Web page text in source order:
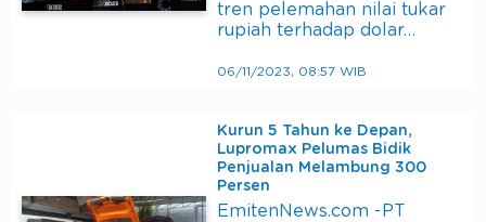
tren pelemahan nilai tukar
rupiah terhadap dolar…
06/11/2023, 08:57 WIB
Kurun 5 Tahun ke Depan,
Lupromax Pelumas Bidik
Penjualan Melambung 300
Persen
EmitenNews.com -PT